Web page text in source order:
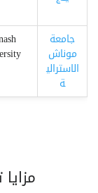
جامعة
موناش
الاسترالي
ة